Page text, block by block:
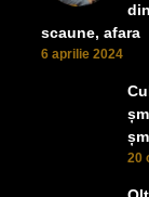
scaune, afara
6 aprilie 2024
20